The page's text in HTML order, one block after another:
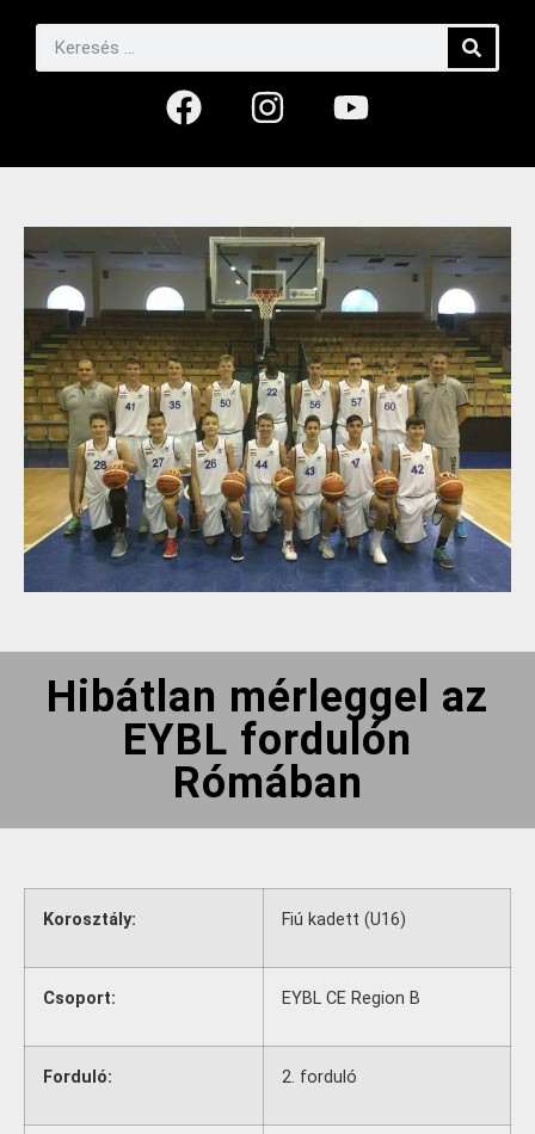
Hibátlan mérleggel az
EYBL fordulón
Rómában
Korosztály: Fiú kadett (U16)
Csoport: EYBL CE Region B
Forduló: 2. forduló